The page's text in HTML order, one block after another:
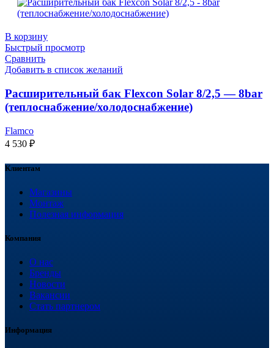
В корзину
Быстрый просмотр
Сравнить
Добавить в список желаний
Расширительный бак Flexcon Solar 8/2,5 — 8bar
(теплоснабжение/холодоснабжение)
Flamco
4 530 ₽
Клиентам
Магазины
Монтаж
Полезная информация
Компания
О нас
Бренды
Новости
Вакансии
Стать партнером
Информация